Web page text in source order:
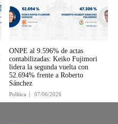
ONPE al 9.596% de actas
contabilizadas: Keiko Fujimori
lidera la segunda vuelta con
52.694% frente a Roberto
Sánchez
Política 07/06/2026